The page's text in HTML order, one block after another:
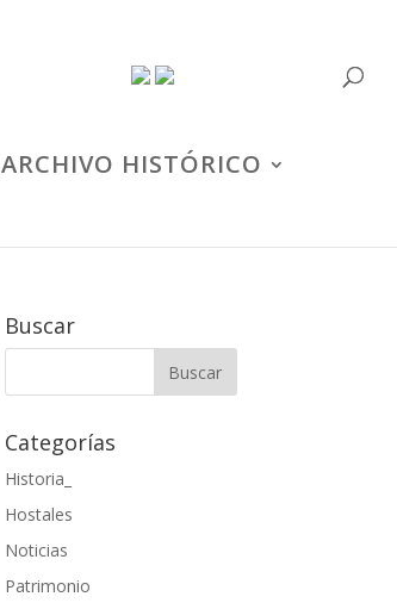
ARCHIVO HISTÓRICO
Buscar
Categorías
Historia_
Hostales
Noticias
Patrimonio